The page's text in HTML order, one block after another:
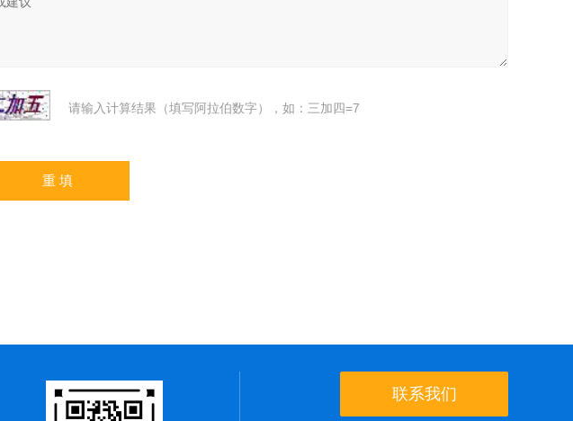
请输入计算结果（填写阿拉伯数字），如：三加四=7
联系我们